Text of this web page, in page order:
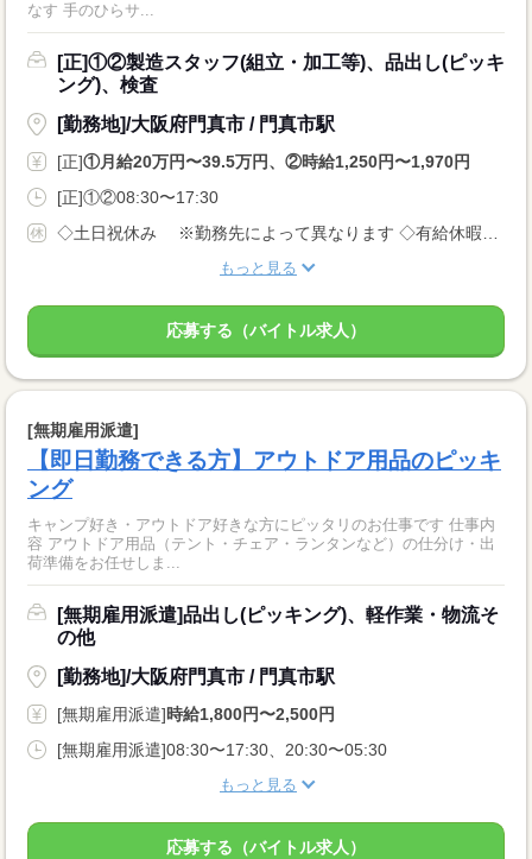
なす 手のひらサ...
[正]①②製造スタッフ(組立・加工等)、品出し(ピッキ
ング)、検査
[勤務地]/大阪府門真市 / 門真市駅
[正]①月給20万円〜39.5万円、②時給1,250円〜1,970円
[正]①②08:30〜17:30
もっと見る
応募する（バイトル求人）
[無期雇用派遣]
【即日勤務できる方】アウトドア用品のピッキ
ング
キャンプ好き・アウトドア好きな方にピッタリのお仕事です 仕事内
容 アウトドア用品（テント・チェア・ランタンなど）の仕分け・出
荷準備をお任せしま...
[無期雇用派遣]品出し(ピッキング)、軽作業・物流そ
の他
[勤務地]/大阪府門真市 / 門真市駅
[無期雇用派遣]時給1,800円〜2,500円
[無期雇用派遣]08:30〜17:30、20:30〜05:30
もっと見る
応募する（バイトル求人）